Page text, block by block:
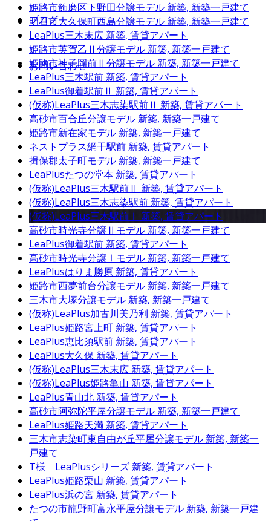
ブログ
お問い合わせ
姫路市飾磨区下野田分譲モデル 新築, 新築一戸建て
明石市大久保町西島分譲モデル 新築, 新築一戸建て
LeaPlus三木末広 新築, 賃貸アパート
姫路市英賀乙Ⅱ分譲モデル 新築, 新築一戸建て
姫路市神子岡前Ⅱ分譲モデル 新築, 新築一戸建て
LeaPlus三木駅前 新築, 賃貸アパート
LeaPlus御着駅前Ⅱ 新築, 賃貸アパート
(仮称)LeaPlus三木志染駅前Ⅱ 新築, 賃貸アパート
高砂市百合丘分譲モデル 新築, 新築一戸建て
姫路市新在家モデル 新築, 新築一戸建て
ネストプラス網干駅前 新築, 賃貸アパート
揖保郡太子町モデル 新築, 新築一戸建て
LeaPlusたつの堂本 新築, 賃貸アパート
(仮称)LeaPlus三木駅前Ⅱ 新築, 賃貸アパート
(仮称)LeaPlus三木志染駅前 新築, 賃貸アパート
(仮称)LeaPlus三木駅前Ⅰ 新築, 賃貸アパート
高砂市時光寺分譲Ⅱモデル 新築, 新築一戸建て
LeaPlus御着駅前 新築, 賃貸アパート
高砂市時光寺分譲Ⅰモデル 新築, 新築一戸建て
LeaPlusはりま勝原 新築, 賃貸アパート
姫路市西夢前台分譲モデル 新築, 新築一戸建て
三木市大塚分譲モデル 新築, 新築一戸建て
(仮称)LeaPlus加古川美乃利 新築, 賃貸アパート
LeaPlus姫路宮上町 新築, 賃貸アパート
LeaPlus恵比須駅前 新築, 賃貸アパート
LeaPlus大久保 新築, 賃貸アパート
(仮称)LeaPlus三木末広 新築, 賃貸アパート
(仮称)LeaPlus姫路亀山 新築, 賃貸アパート
LeaPlus青山北 新築, 賃貸アパート
高砂市阿弥陀平屋分譲モデル 新築, 新築一戸建て
LeaPlus姫路天満 新築, 賃貸アパート
三木市志染町東自由が丘平屋分譲モデル 新築, 新築一
戸建て
T様 LeaPlusシリーズ 新築, 賃貸アパート
LeaPlus姫路栗山 新築, 賃貸アパート
LeaPlus浜の宮 新築, 賃貸アパート
たつの市龍野町富永平屋分譲モデル 新築, 新築一戸建